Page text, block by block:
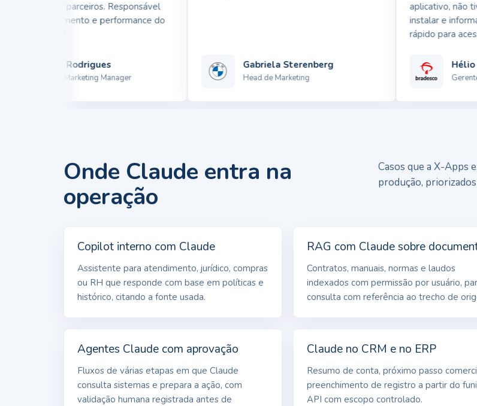
e parceiros. Responsável
pelo crescimento e performance do
Winne Rodrigues
Product Marketing Manager
Gabriela Sterenberg
Head de Marketing
aplicativo, não
instalar e
rápido para
Hélio
Gerente
Onde Claude entra na
operação
Casos que a X-Apps
produção,
Copilot interno com Claude
Assistente para atendimento, jurídico, compras
ou RH que responde com base em políticas e
histórico, citando a fonte usada.
RAG com Claude sobre
Contratos, manuais, normas e laudos
indexados com permissão por usuário,
consulta com referência ao trecho de
Agentes Claude com aprovação
Fluxos de várias etapas em que Claude
consulta sistemas e prepara a ação, com
validação humana registrada antes de
Claude no CRM e no ERP
Resumo de conta, próximo passo
preenchimento de registro a partir do
API com escopo controlado.